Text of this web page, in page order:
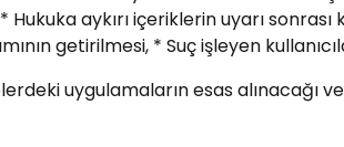
aykırı içeriklerin uyarı
getirilmesi, * Suç işleyen
uygulamaların esas alınacağı